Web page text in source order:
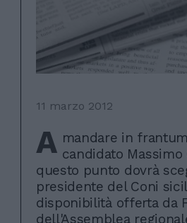
11 marzo 2012
A mandare in
candidato
questo punto dovrà
presidente del Coni
disponibilità offerta da
dell'Assemblea